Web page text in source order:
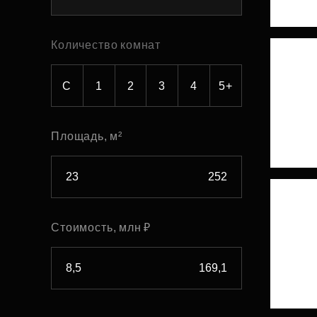
Рефинансирование
Количество комнат
С 1 2 3 4 5+
Площадь, м²
Стоимость, млн ₽